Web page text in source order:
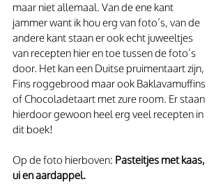
maar niet allemaal. Van de ene kant
jammer want ik hou erg van foto’s, van de
andere kant staan er ook echt juweeltjes
van recepten hier en toe tussen de foto’s
door. Het kan een Duitse pruimentaart zijn,
Fins roggebrood maar ook Baklavamuffins
of Chocoladetaart met zure room. Er staan
hierdoor gewoon heel erg veel recepten in
dit boek!
Op de foto hierboven: Pasteitjes met kaas,
ui en aardappel.